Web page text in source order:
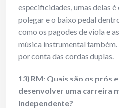
especificidades, umas delas é
polegar e o baixo pedal
como os pagodes de viola e
música instrumental
por conta das cordas duplas.
13) RM: Quais são os prós
desenvolver uma carreira
independente?